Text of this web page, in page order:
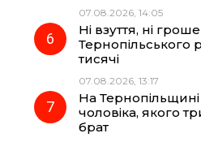
07.08.2026, 14:05
Ні взуття, ні
Тернопільського
тисячі
07.08.2026, 13:17
На
чоловіка, якого
брат